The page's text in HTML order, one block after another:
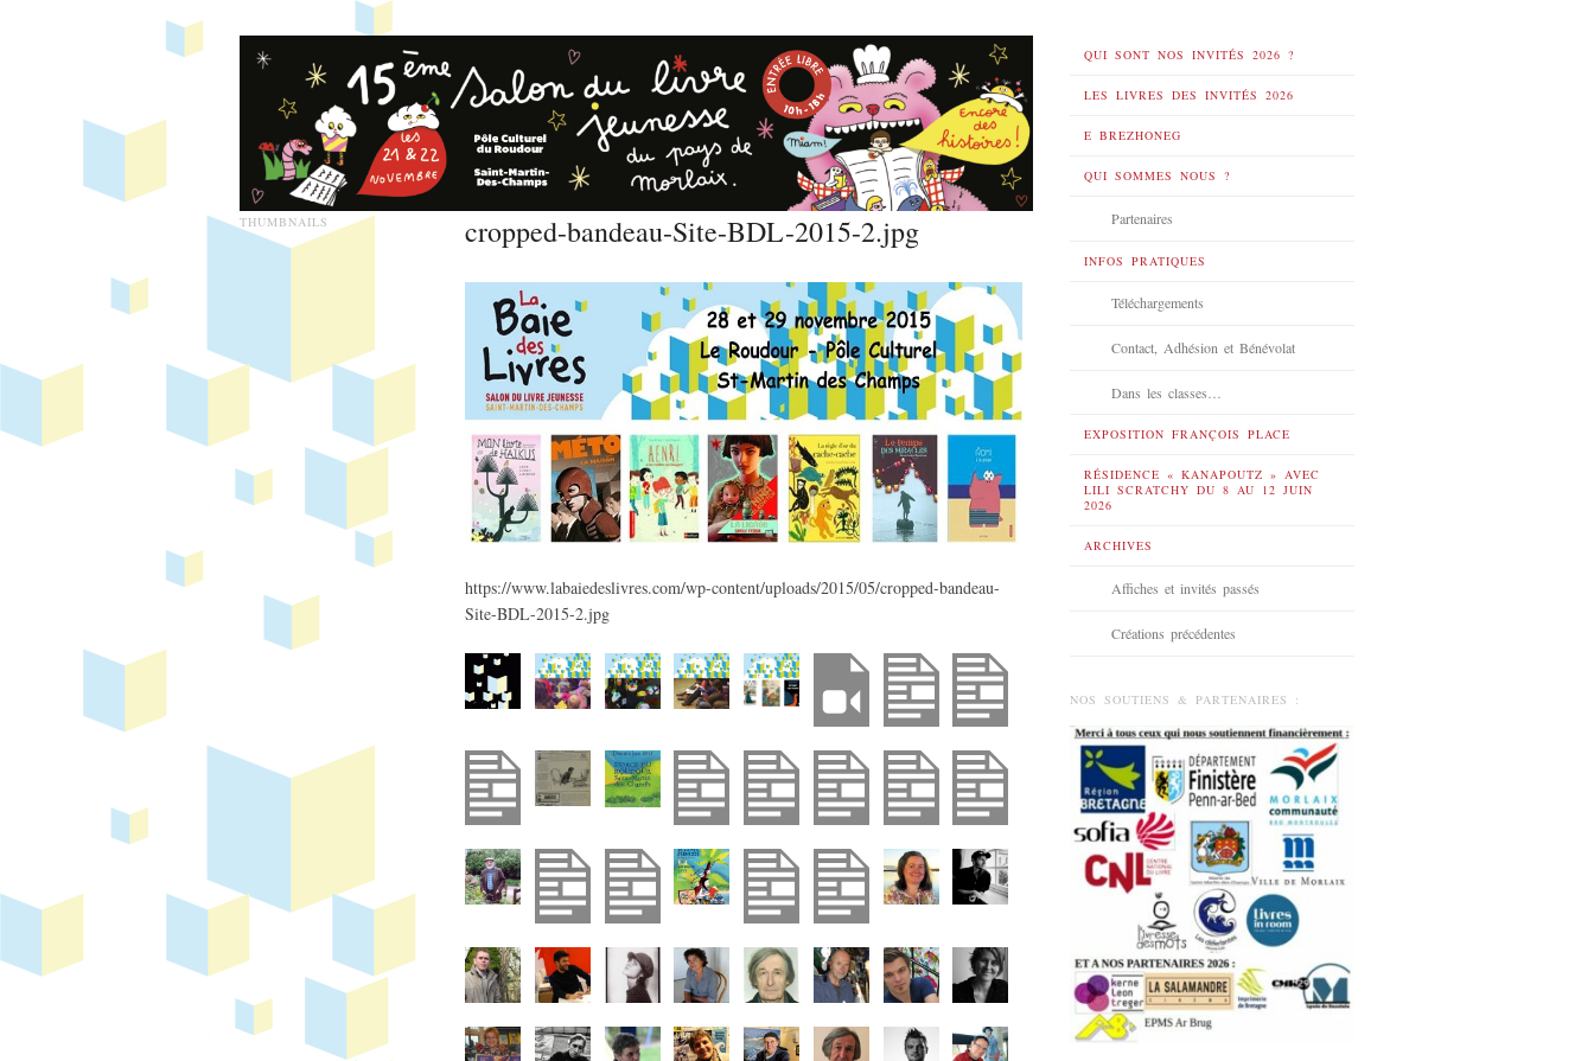
QUI SONT NOS INVITÉS 2026 ?
LES LIVRES DES INVITÉS 2026
E BREZHONEG
QUI SOMMES NOUS ?
Partenaires
INFOS PRATIQUES
Téléchargements
Contact, Adhésion et Bénévolat
Dans les classes…
EXPOSITION FRANÇOIS PLACE
RÉSIDENCE « KANAPOUTZ » AVEC
LILI SCRATCHY DU 8 AU 12 JUIN
2026
ARCHIVES
Affiches et invités passés
Créations précédentes
cropped-bandeau-Site-BDL-2015-2.jpg
https://www.labaiedeslivres.com/wp-content/uploads/2015/05/cropped-bandeau-
Site-BDL-2015-2.jpg
THUMBNAILS
NOS SOUTIENS & PARTENAIRES :